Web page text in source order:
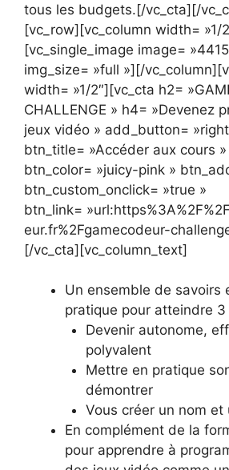
tous les budgets.[/vc_cta][/
[vc_row][vc_column width= »1/
[vc_single_image image=
img_size= »full »][/
width= »1/2″][vc_cta h2=
CHALLENGE » h4= »Devenez
jeux vidéo » add_button=
btn_title= »Accéder aux cours »
btn_color= »juicy-pink »
btn_custom_onclick= »true »
btn_link=
eur.fr%2Fgamecodeur-
[/vc_cta][vc_column_text]
Un ensemble de savoirs
pratique pour atteindre
Devenir autonome,
polyvalent
Mettre en pratique
démontrer
Vous créer un nom et
En complément de la
pour apprendre à